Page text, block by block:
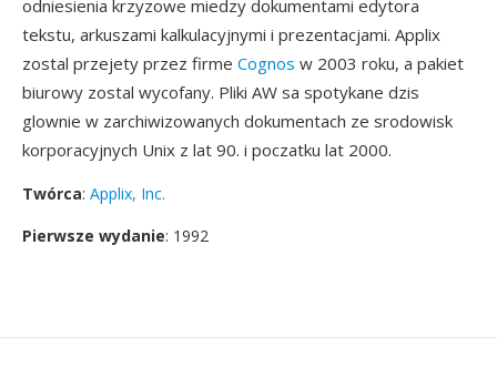
odniesienia krzyzowe miedzy dokumentami edytora
tekstu, arkuszami kalkulacyjnymi i prezentacjami. Applix
zostal przejety przez firme Cognos w 2003 roku, a pakiet
biurowy zostal wycofany. Pliki AW sa spotykane dzis
glownie w zarchiwizowanych dokumentach ze srodowisk
korporacyjnych Unix z lat 90. i poczatku lat 2000.
Twórca: Applix, Inc.
Pierwsze wydanie: 1992